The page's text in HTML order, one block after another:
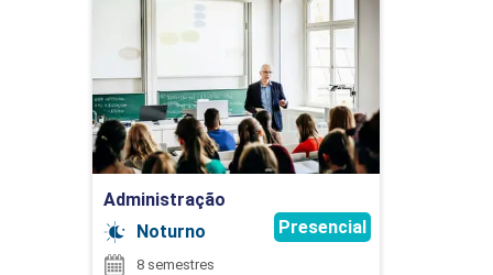
SISTEMAS DE GESTÃO
90
EXTENSÃO
Administração
Noturno
Presencial
8 semestres
Administração
Detalhes do curso
Ir para Inscrição